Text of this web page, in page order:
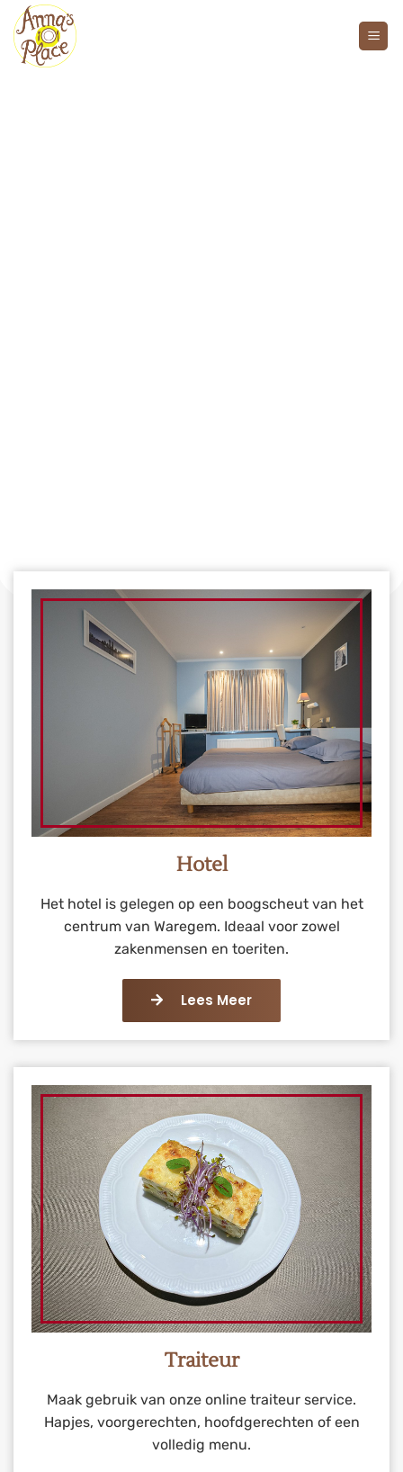
Hotel
Het hotel is gelegen op een boogscheut van het
centrum van Waregem. Ideaal voor zowel
zakenmensen en toeriten.
Lees Meer
Traiteur
Maak gebruik van onze online traiteur service.
Hapjes, voorgerechten, hoofdgerechten of een
volledig menu.